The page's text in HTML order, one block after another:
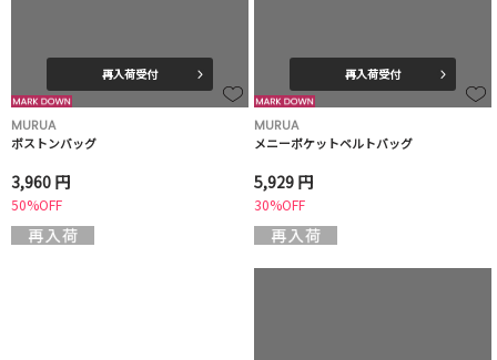
再入荷受付
MURUA
ボストンバッグ
3,960 円
50%OFF
再入荷受付
MURUA
メニーポケットベルトバッグ
5,929 円
30%OFF